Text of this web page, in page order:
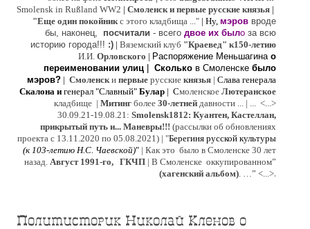
Smolensk in Rußland WW2 | Смоленск и первые русские князья |
"Еще один покойникс этого кладбища ..." | Ну, мэров вроде
бы, наконец, посчитали - всего двое их было за всю
историю города!!! :) | Вяземский клуб "Краевед" к150-летию
И.И. Орловского | Распоряжение Меньшагина о
переименовании улиц
Сколько в Смоленске было
мэров? | Смоленски первые русские князья | Слава генерала
Скалона и генерал "Славный" Булар | Смоленское Лютерaнское
кладбище | Митинг более 30-летней давности ... | ... <...>
30.09.21-19.08.21: Smolensk1812: Куантен, Кастеллан,
прикрытый путь и... Маневры!!! (рассылки об обновлениях
проекта с 13.11.2020 по 05.08.2021) | "Берегиня русской культуры
(к 103-летию Н.С. Чаевской)" | Как это было в Смоленске 30 лет
назад. Август 1991-го, ГКЧП | В Смоленске оккупированном”
(хагенский альбом). …” <...>.
Политисторик Николай Кленов о